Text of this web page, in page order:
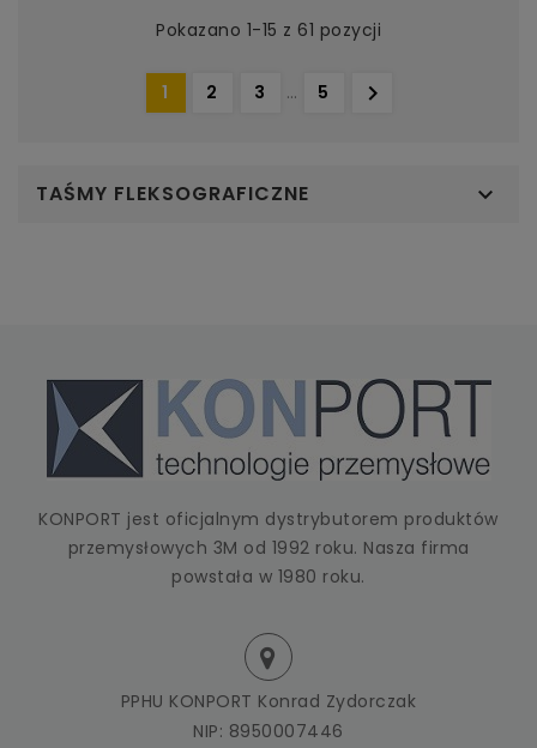
Pokazano 1-15 z 61 pozycji
1 2 3 … 5 
TAŚMY FLEKSOGRAFICZNE 
KONPORT jest oficjalnym dystrybutorem produktów
przemysłowych 3M od 1992 roku. Nasza firma
powstała w 1980 roku.
PPHU KONPORT Konrad Zydorczak
NIP: 8950007446